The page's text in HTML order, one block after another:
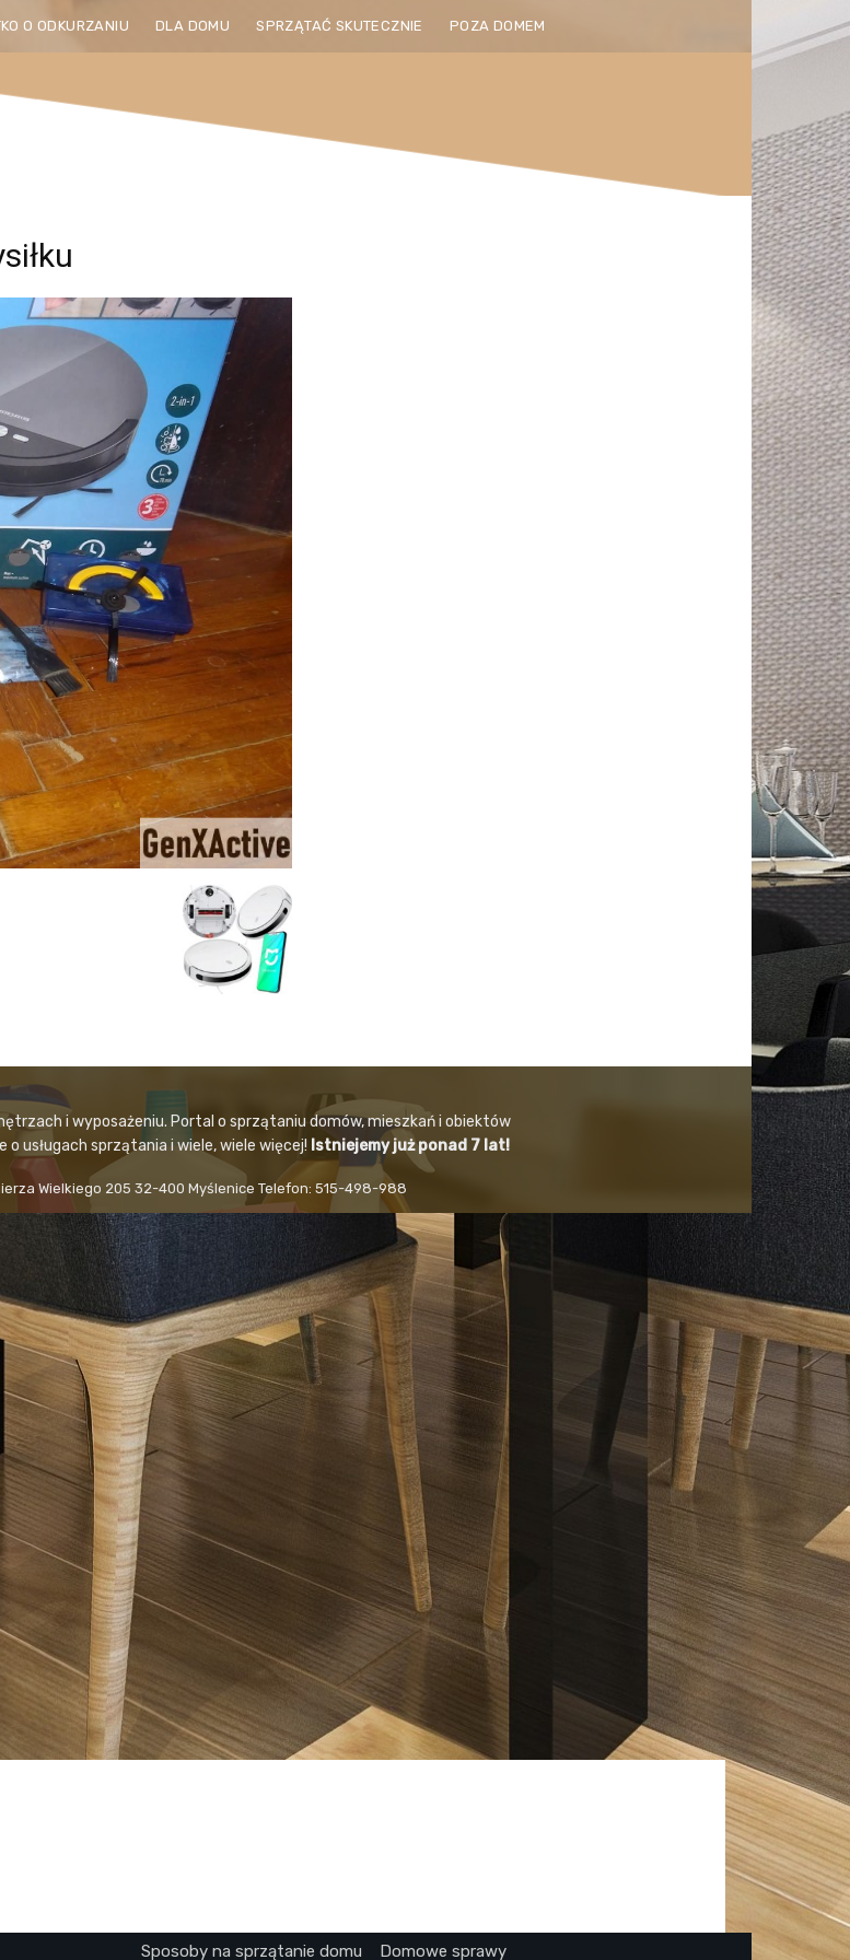
O ODKURZANIU DLA DOMU SPRZĄTAĆ SKUTECZNIE POZA DOMEM
i wyposażeniu. Portal o sprzątaniu domów, mieszkań i obiektów
usługach sprzątania i wiele, wiele więcej! Istniejemy już ponad 7 lat!
Wielkiego 205 32-400 Myślenice Telefon: 515-498-988
Sposoby na sprzątanie domu Domowe sprawy